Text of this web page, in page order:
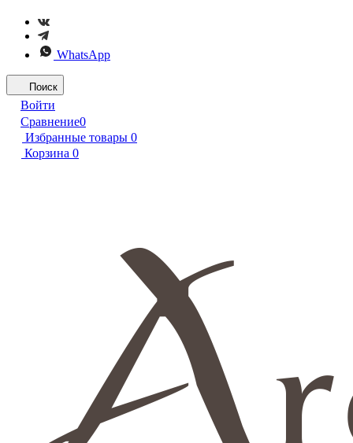
WhatsApp
Поиск
Войти
Сравнение0
Избранные товары 0
Корзина 0